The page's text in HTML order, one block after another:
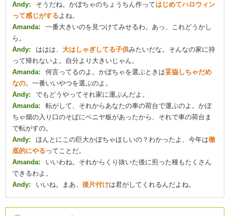
Andy:
そうだね。かぼちゃのちょうちん作ってはじめてハロウィン
って感じがするよね。
Amanda:
一番大きいのを見つけてみせるわ。あっ、これどうかし
ら。
Andy:
ははは、 大はしゃぎしてる子供みたいだな。そんなの家に持
って帰れないよ。自分より大きいじゃん。
Amanda:
何言ってるのよ。かぼちゃを選ぶときは妥協しちゃだめ
なの。一番いいやつを選ぶのよ。
Andy:
でもどうやってそれ家に運ぶんだよ。
Amanda:
転がして、それからあなたの車の荷台で運ぶのよ。かぼ
ちゃ畑の入り口のそばにベニヤ板があったから、それで車の荷台ま
で転がすの。
Andy:
ほんとにこの巨大かぼちゃほしいの？わかったよ、今年は徹
底的にやる ってことだ。
Amanda:
いいわね。それからくり抜いた後に煎った種もたくさん
できるわよ。
Andy:
いいね。まあ、 後片付けは君がしてくれるんだよね。